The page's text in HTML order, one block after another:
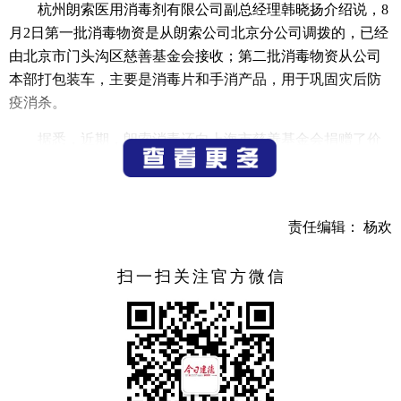
杭州朗索医用消毒剂有限公司副总经理韩晓扬介绍说，8
月2日第一批消毒物资是从朗索公司北京分公司调拨的，已经
由北京市门头沟区慈善基金会接收；第二批消毒物资从公司
本部打包装车，主要是消毒片和手消产品，用于巩固灾后防
疫消杀。
据悉，近期，朗索消毒还向上海市慈善基金会捐赠了价
值2000万元的消毒物资，这些物资将用于上海市养老机构及
健康等公益事业，持续用实际行动回馈社会。
（记者 白洋 吕晨波）
责任编辑： 杨欢
扫一扫关注官方微信